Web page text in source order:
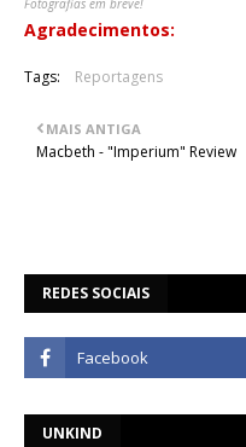
Fotografias em breve!
Agradecimentos:
Tags: Reportagens
MAIS ANTIGA
Macbeth - "Imperium" Review
REDES SOCIAIS
UNKIND